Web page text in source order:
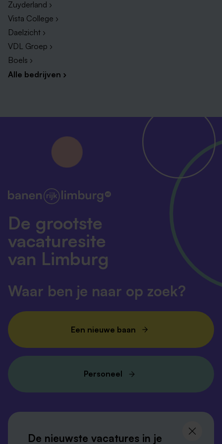
Daarbij hoort op zijn tijd een blijk van waardering,
regelmatig activiteiten om aan deel te nemen en
een (zeer) royale kerstattentie.
Zuyderland ›
Vista College ›
Daelzicht ›
VDL Groep ›
Boels ›
Alle bedrijven ›
De grootste
vacaturesite
van Limburg
Waar ben je naar op zoek?
Een nieuwe baan
Personeel
blijf op de hoogte
De nieuwste vacatures in je